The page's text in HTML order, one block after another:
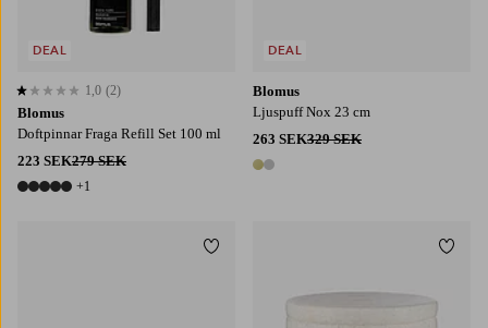
Blomus
Doftpinnar Fraga Refill Set 100 ml
223 SEK279 SEK
6 färger
+1
1,0 baserat på 2 st betyg
1,0 (2)
DEAL
Blomus
Ljuspuff Nox 23 cm
263 SEK329 SEK
2 färger
DEAL
Lägg till i favoriter